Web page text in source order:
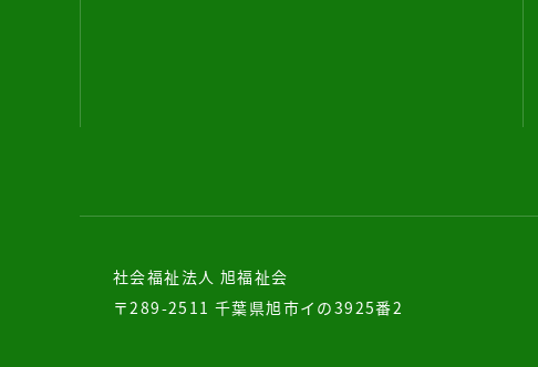
社会福祉法人 旭福祉会
〒289-2511 千葉県旭市イの3925番2